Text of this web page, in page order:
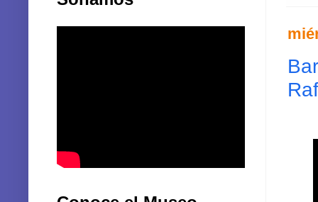
Conoce el Museo